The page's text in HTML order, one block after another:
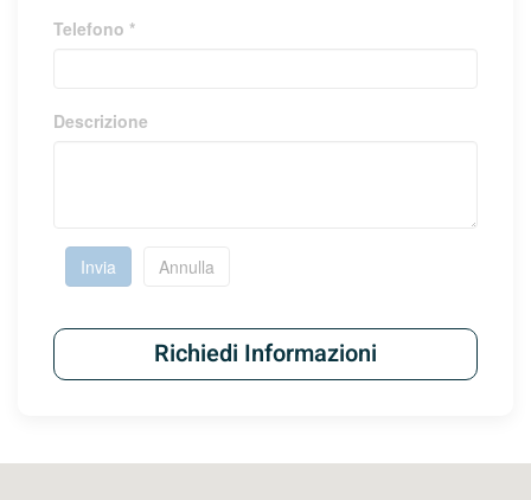
Telefono *
Descrizione
Invia Annulla
Richiedi Informazioni